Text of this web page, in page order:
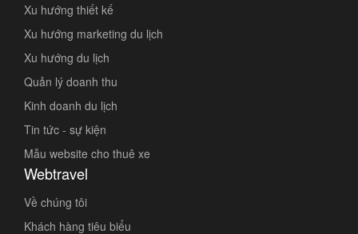
Xu hướng thiết kế
Xu hướng marketing du lịch
Xu hướng du lịch
Quản lý doanh thu
Kinh doanh du lịch
Tin tức - sự kiện
Mẫu website cho thuê xe
Webtravel
Về chúng tôi
Khách hàng tiêu biểu